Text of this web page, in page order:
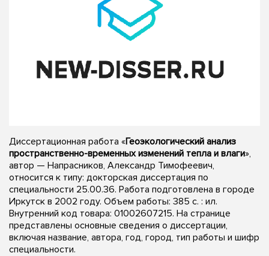
Диссертационная работа «Геоэкологический анализ
пространственно-временных изменений тепла и влаги»,
автор — Напрасников, Александр Тимофеевич,
относится к типу: докторская диссертация по
специальности 25.00.36. Работа подготовлена в городе
Иркутск в 2002 году. Объем работы: 385 с. : ил.
Внутренний код товара: 01002607215. На странице
представлены основные сведения о диссертации,
включая название, автора, год, город, тип работы и шифр
специальности.